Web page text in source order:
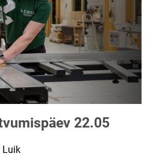
22.05
Luik